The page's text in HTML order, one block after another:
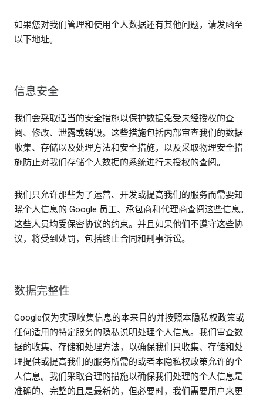
如果您对我们管理和使用个人数据还有其他问题，请发函至
以下地址。
信息安全
我们会采取适当的安全措施以保护数据免受未经授权的查
阅、修改、泄露或销毁。这些措施包括内部审查我们的数据
收集、存储以及处理方法和安全措施，以及采取物理安全措
施防止对我们存储个人数据的系统进行未授权的查阅。
我们只允许那些为了运营、开发或提高我们的服务而需要知
晓个人信息的 Google 员工、承包商和代理商查阅这些信息。
这些人员均受保密协议的约束。并且如果他们不遵守这些协
议，将受到处罚，包括终止合同和刑事诉讼。
数据完整性
Google仅为实现收集信息的本来目的并按照本隐私权政策或
任何适用的特定服务的隐私说明处理个人信息。我们审查数
据的收集、存储和处理方法，以确保我们只收集、存储和处
理提供或提高我们的服务所需的或者本隐私权政策允许的个
人信息。我们采取合理的措施以确保我们处理的个人信息是
准确的、完整的且是最新的，但必要时，我们需要用户来更